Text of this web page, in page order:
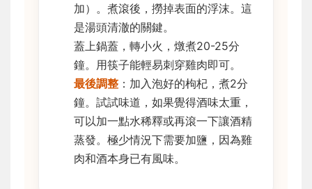
加）。煮滾後，撈掉表面的浮沫。這
是湯頭清澈的關鍵。
蓋上鍋蓋，轉小火，燉煮20-25分
鐘。用筷子能輕易刺穿雞肉即可。
最後調整 ：加入泡好的枸杞，煮2分
鐘。試試味道，如果覺得酒味太重，
可以加一點水稀釋或再滾一下讓酒精
蒸發。極少情況下需要加鹽，因為雞
肉和酒本身已有風味。